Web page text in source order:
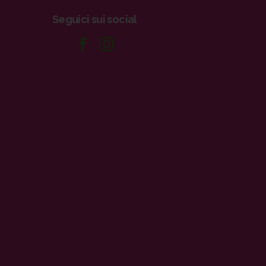
Seguici sui social